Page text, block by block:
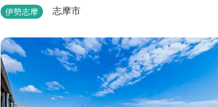
と過ごすことができます。
伊勢志摩 志摩市